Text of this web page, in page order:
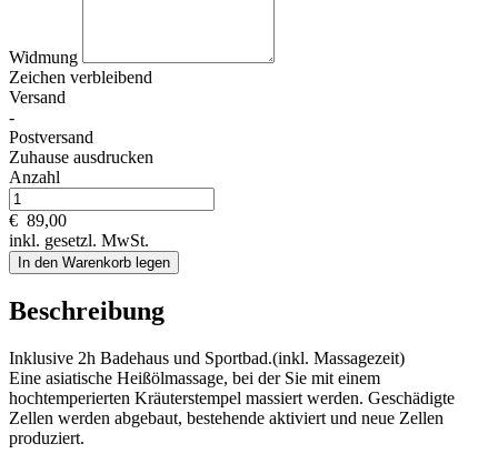
Widmung
Zeichen verbleibend
Versand
-
Postversand
Zuhause ausdrucken
Anzahl
€ 89,00
inkl. gesetzl. MwSt.
In den Warenkorb legen
Beschreibung
Inklusive 2h Badehaus und Sportbad.(inkl. Massagezeit)
Eine asiatische Heißölmassage, bei der Sie mit einem
hochtemperierten Kräuterstempel massiert werden. Geschädigte
Zellen werden abgebaut, bestehende aktiviert und neue Zellen
produziert.